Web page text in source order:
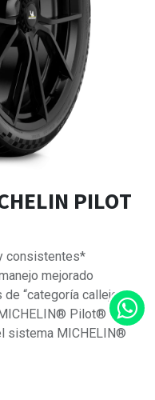
PILOT
consistentes*
mejorado
“categoría callejera
Pilot® Sport
sistema MICHELIN®